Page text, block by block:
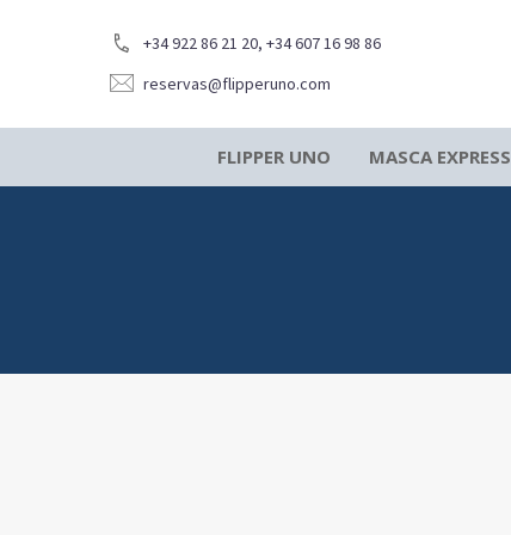

 +34 922 86 21 20, +34 607 16 98 86

 reservas@flipperuno.com
FLIPPER UNO MASCA EXPRESS